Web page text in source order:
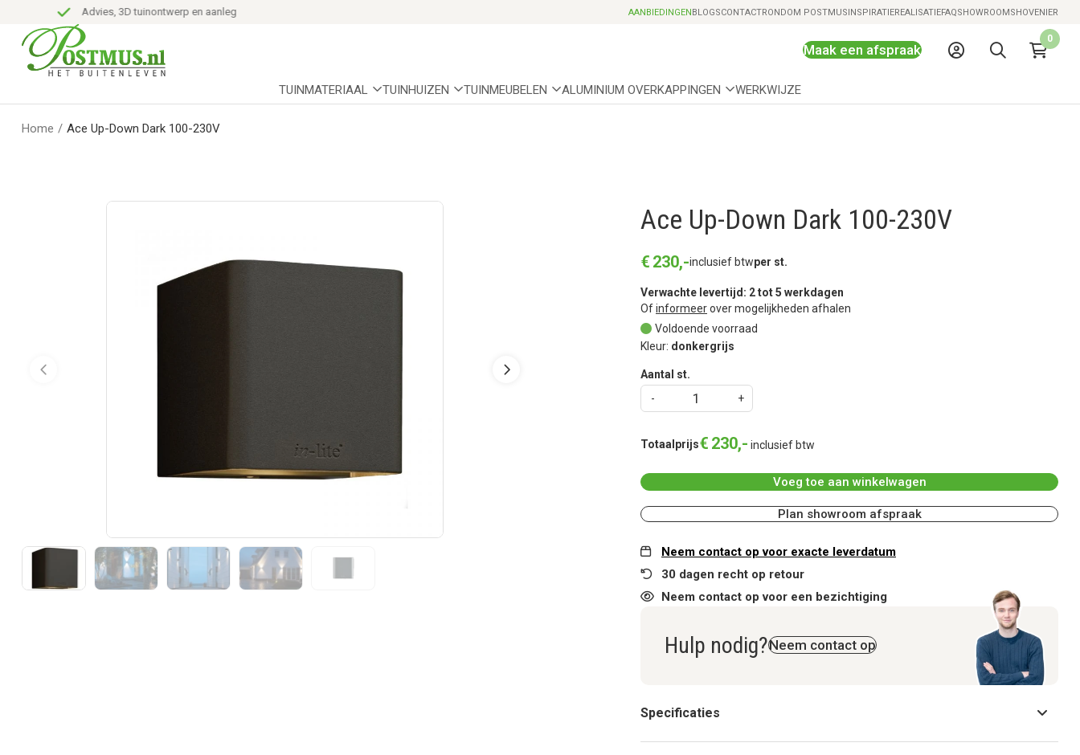
Advies, 3D tuinontwerp en aanleg Snelle levering mogelijk
AANBIEDINGENBLOGSCONTACTRONDOM POSTMUSINSPIRATIEREALISATIEFAQSHOWROOMSHOVENIER
Maak een afspraak
0
TUINMATERIAAL TUINHUIZEN TUINMEUBELEN ALUMINIUM OVERKAPPINGEN WERKWIJZE
Home / Ace Up-Down Dark 100-230V
Ace Up-Down Dark 100-230V
€ 230,-inclusief btwper st.
Verwachte levertijd: 2 tot 5 werkdagen
Ofinformeerover mogelijkheden afhalen
Voldoende voorraad
Kleur: donkergrijs
Aantal st.
Totaalprijs€ 230,- inclusief btw
Voeg toe aan winkelwagen
Plan showroom afspraak
Neem contact op voor exacte leverdatum
30 dagen recht op retour
Neem contact op voor een bezichtiging
Hulp nodig?Neem contact op
Specificaties